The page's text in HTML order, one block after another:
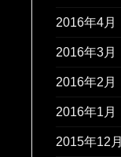
2016年4月
2016年3月
2016年2月
2016年1月
2015年12月